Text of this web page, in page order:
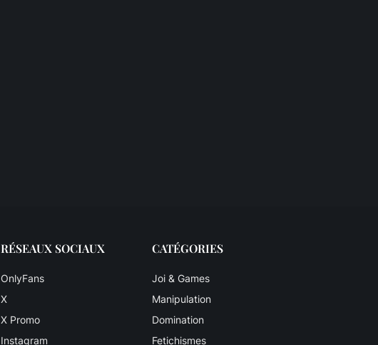
RÉSEAUX SOCIAUX
OnlyFans
X
X Promo
Instagram
CATÉGORIES
Joi & Games
Manipulation
Domination
Fetichismes